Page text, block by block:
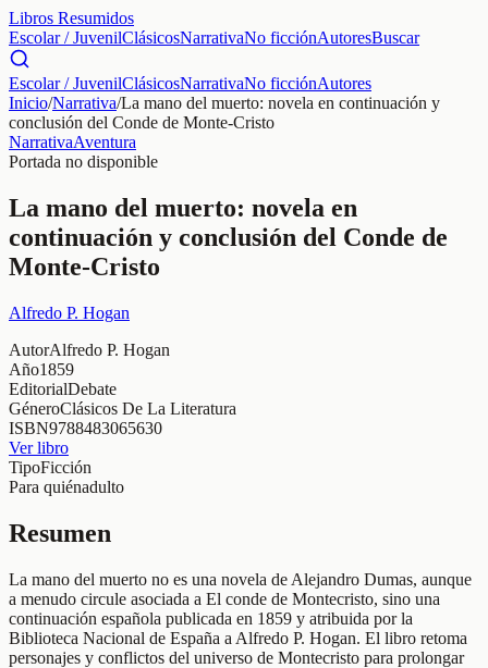
Libros Resumidos
Escolar / JuvenilClásicosNarrativaNo ficciónAutoresBuscar
Escolar / JuvenilClásicosNarrativaNo ficciónAutores
Inicio/Narrativa/La mano del muerto: novela en continuación y
conclusión del Conde de Monte-Cristo
NarrativaAventura
Portada no disponible
La mano del muerto: novela en
continuación y conclusión del Conde de
Monte-Cristo
Alfredo P. Hogan
AutorAlfredo P. Hogan
Año1859
EditorialDebate
GéneroClásicos De La Literatura
ISBN9788483065630
Ver libro
TipoFicción
Para quiénadulto
Resumen
La mano del muerto no es una novela de Alejandro Dumas, aunque
a menudo circule asociada a El conde de Montecristo, sino una
continuación española publicada en 1859 y atribuida por la
Biblioteca Nacional de España a Alfredo P. Hogan. El libro retoma
personajes y conflictos del universo de Montecristo para prolongar